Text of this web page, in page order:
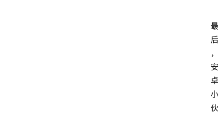
最
后
，
安
卓
小
伙